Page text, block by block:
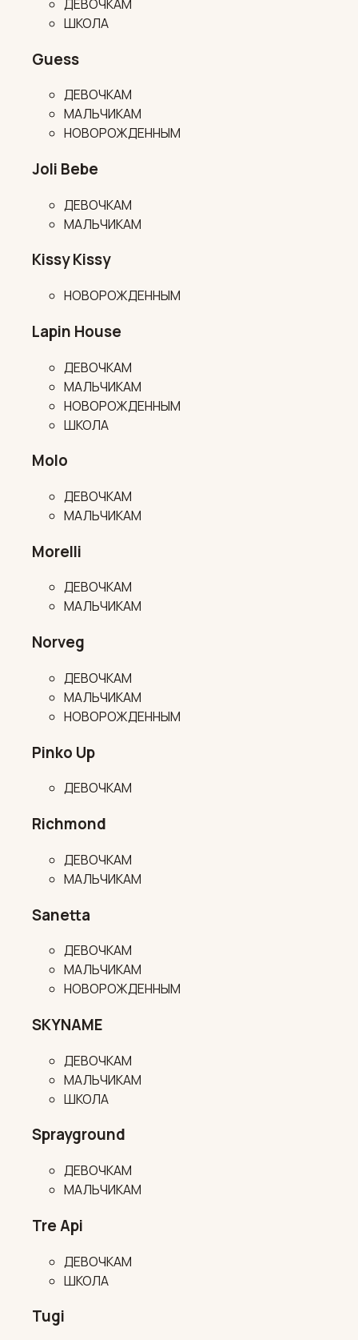
ДЕВОЧКАМ
ШКОЛА
Guess
ДЕВОЧКАМ
МАЛЬЧИКАМ
НОВОРОЖДЕННЫМ
Joli Bebe
ДЕВОЧКАМ
МАЛЬЧИКАМ
Kissy Kissy
НОВОРОЖДЕННЫМ
Lapin House
ДЕВОЧКАМ
МАЛЬЧИКАМ
НОВОРОЖДЕННЫМ
ШКОЛА
Molo
ДЕВОЧКАМ
МАЛЬЧИКАМ
Morelli
ДЕВОЧКАМ
МАЛЬЧИКАМ
Norveg
ДЕВОЧКАМ
МАЛЬЧИКАМ
НОВОРОЖДЕННЫМ
Pinko Up
ДЕВОЧКАМ
Richmond
ДЕВОЧКАМ
МАЛЬЧИКАМ
Sanetta
ДЕВОЧКАМ
МАЛЬЧИКАМ
НОВОРОЖДЕННЫМ
SKYNAME
ДЕВОЧКАМ
МАЛЬЧИКАМ
ШКОЛА
Sprayground
ДЕВОЧКАМ
МАЛЬЧИКАМ
Tre Api
ДЕВОЧКАМ
ШКОЛА
Tugi